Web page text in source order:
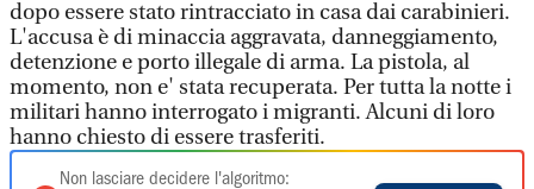
dopo essere stato rintracciato in casa dai carabinieri.
L'accusa è di minaccia aggravata, danneggiamento,
detenzione e porto illegale di arma. La pistola, al
momento, non e' stata recuperata. Per tutta la notte i
militari hanno interrogato i migranti. Alcuni di loro
hanno chiesto di essere trasferiti.
Non lasciare decidere l'algoritmo: